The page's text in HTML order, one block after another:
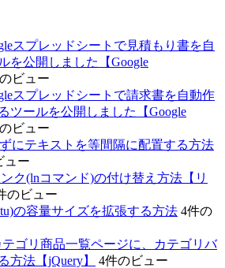
スプレッドシートで見積もり書を自
を公開しました【Google
ビュー
スプレッドシートで請求書を自動作
ツールを公開しました【Google
ビュー
にテキストを等間隔に配置する方法
ュー
ク(lnコマンド)の付け替え方法【リ
のビュー
の容量サイズを拡張する方法 4件の
テゴリ商品一覧ページに、カテゴリバ
方法【jQuery】
4件のビュー